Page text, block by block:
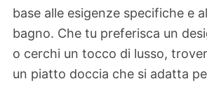
base alle esigenze specifiche e
bagno. Che tu preferisca un
o cerchi un tocco di lusso,
un piatto doccia che si adatta